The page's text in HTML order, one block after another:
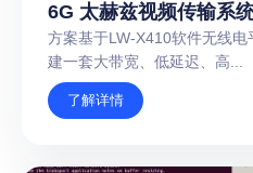
6G 太赫兹视频传输系
方案基于LW-X410软件无线
建一套大带宽、低延迟、高...
了解详情